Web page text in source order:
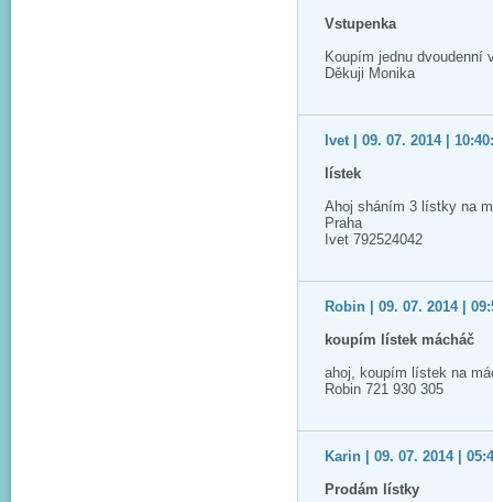
Vstupenka
Koupím jednu dvoudenní
Děkuji Monika
Ivet | 09. 07. 2014 |
lístek
Ahoj sháním 3 lístky na
Praha
Ivet 792524042
Robin | 09. 07. 2014 |
koupím lístek mácháč
ahoj, koupím lístek na
Robin 721 930 305
Karin | 09. 07. 2014 |
Prodám lístky